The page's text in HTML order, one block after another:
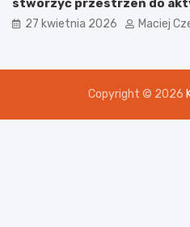
stworzyć przestrzeń do
rodziny
27 kwietnia 2026 Maciej
Copyright © 2026